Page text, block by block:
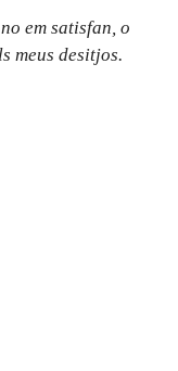
em satisfan, o
meus desitjos.